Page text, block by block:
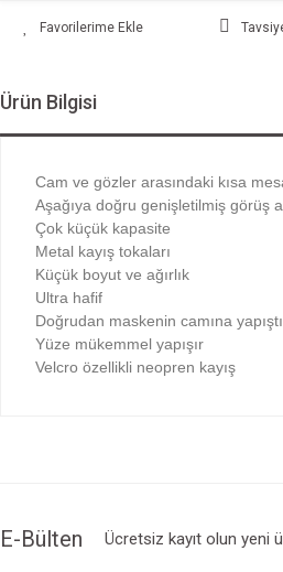
Ürün Bilgisi
Cam ve gözler arasındaki kısa
Aşağıya doğru genişletilmiş görüş
Çok küçük kapasite
Metal kayış tokaları
Küçük boyut ve ağırlık
Ultra hafif
Doğrudan maskenin camına
Yüze mükemmel yapışır
Velcro özellikli neopren kayış
Ürün bilgilerinde hatalar bulunuyor.
E-Bülten Ücretsiz kayıt olun yeni